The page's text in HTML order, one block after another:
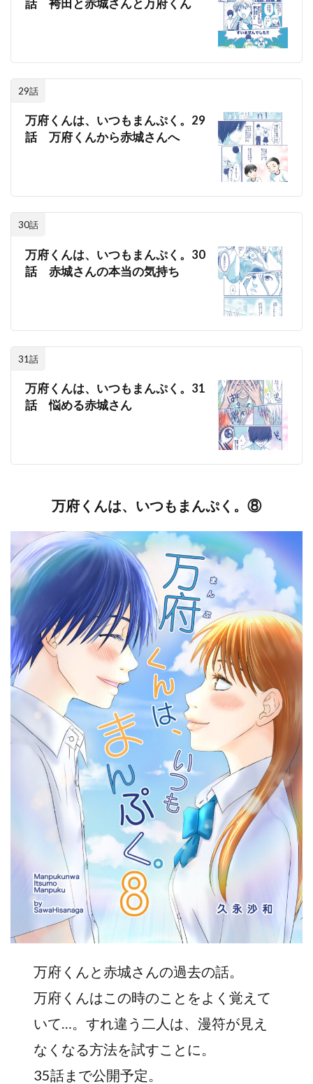
話 袴田と赤城さんと万府くん
29話
万府くんは、いつもまんぷく。29
話 万府くんから赤城さんへ
30話
万府くんは、いつもまんぷく。30
話 赤城さんの本当の気持ち
31話
万府くんは、いつもまんぷく。31
話 悩める赤城さん
万府くんは、いつもまんぷく。⑧
万府くんと赤城さんの過去の話。
万府くんはこの時のことをよく覚えて
いて…。すれ違う二人は、漫符が見え
なくなる方法を試すことに。
35話まで公開予定。